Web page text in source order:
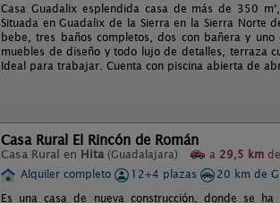
Casa Guadalix esplendida casa de más de 350
Situada en Guadalix de la Sierra en la Sierra Norte
bebe, tres baños completos, dos con bañera y
muebles de diseño y todo lujo de detalles, terraza
Ideal para trabajar. Cuenta con piscina abierta de
Casa Rural El Rincón de Román
Casa Rural en Hita (Guadalajara) a 29,5 km
Alquiler completo
12+4 plazas
20 km de
Es una casa de nueva construcción, donde se